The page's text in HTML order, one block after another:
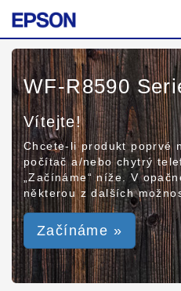
WF-R8590
Vítejte!
Chcete-li produkt poprvé
počítač a/nebo chytrý
„Začínáme“ níže. V
některou z dalších
Začínáme »